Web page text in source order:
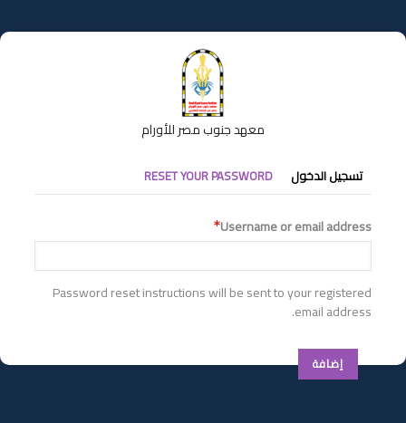
إلى
المحتوى
معهد جنوب مصر للأورام
التبويبات
الأساسية
تسجيل الدخول RESET YOUR PASSWORD
Username or email address
Password reset instructions will be sent to your registered
email address.